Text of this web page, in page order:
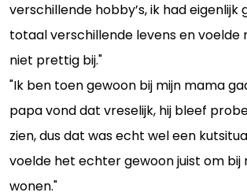
verschillende hobby’s, ik had eigenlijk
totaal verschillende levens en voelde
niet prettig bij."
"Ik ben toen gewoon bij mijn mama
papa vond dat vreselijk, hij bleef
zien, dus dat was echt wel een
voelde het echter gewoon juist om bij
wonen."